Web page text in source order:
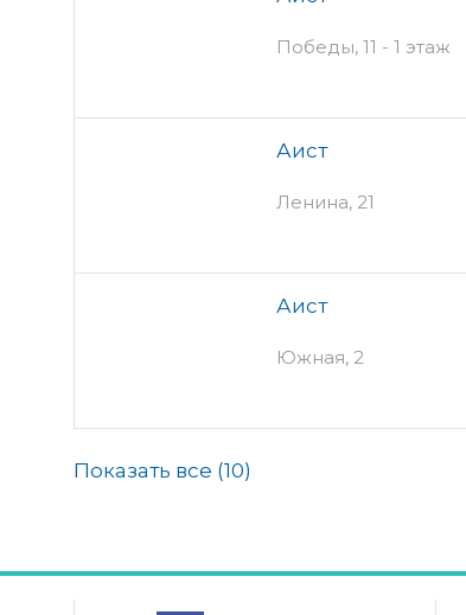
Победы, 11 - 1 этаж
Аист
Ленина, 21
Аист
Южная, 2
Показать все (10)